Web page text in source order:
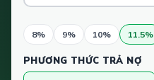
8% 9% 10% 11.5%
PHƯƠNG THỨC TRẢ NỢ